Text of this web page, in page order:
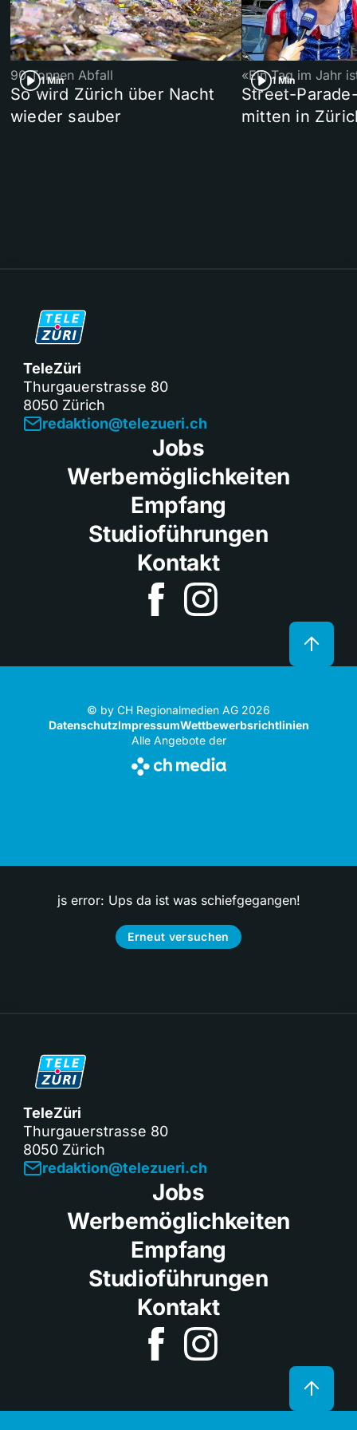
1 Min
90 Tonnen Abfall
So wird Zürich über Nacht
wieder sauber
1 Min
«Ein Tag im Jahr
Street-
mitten in
TeleZüri
Thurgauerstrasse 80
8050 Zürich
redaktion@telezueri.ch
Jobs
Werbemöglichkeiten
Empfang
Studioführungen
Kontakt
© by CH Regionalmedien AG 2026
DatenschutzImpressumWettbewerbsrichtlinien
Alle Angebote der
js error: Ups da ist was schiefgegangen!
Erneut versuchen
TeleZüri
Thurgauerstrasse 80
8050 Zürich
redaktion@telezueri.ch
Jobs
Werbemöglichkeiten
Empfang
Studioführungen
Kontakt